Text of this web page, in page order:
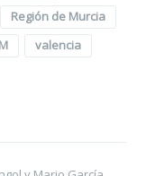
Región de Murcia
valencia